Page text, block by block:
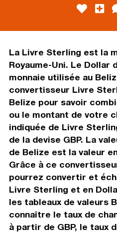
La Livre Sterling est la
Royaume-Uni. Le Dollar
monnaie utilisée au
convertisseur Livre
Belize pour savoir
ou le montant de votre
indiquée de Livre
de la devise GBP. La
de Belize est la valeur
Grâce à ce
pourrez convertir et
Livre Sterling et en
les tableaux de valeurs
connaître le taux de
à partir de GBP, le taux